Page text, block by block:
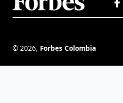
© 2026, Forbes Colombia